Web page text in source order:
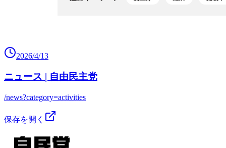
2026/4/13
ニュース | 自由民主党
/news?category=activities
保存を開く